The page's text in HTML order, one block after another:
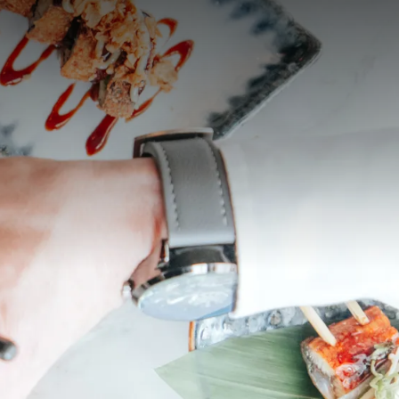
deprix
Disposition de la chambre
1 chambre, 2 personnes
Forfait
2 jours
Durée du séjour
Choisissez des dates